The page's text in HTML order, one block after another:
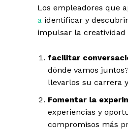
Los empleadores que
a identificar y
impulsar la creatividad
facilitar
dónde vamos
llevarlos su carrera
Fomentar la
experiencias y
compromisos más